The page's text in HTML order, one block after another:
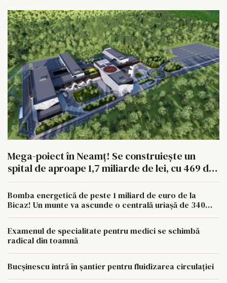
Mega-poiect în Neamț! Se construiește un
spital de aproape 1,7 miliarde de lei, cu 469 de
paturi
Bomba energetică de peste 1 miliard de euro de la
Bicaz! Un munte va ascunde o centrală uriașă de 340
Examenul de specialitate pentru medici se schimbă
radical din toamnă
Bucșinescu intră în șantier pentru fluidizarea circulației